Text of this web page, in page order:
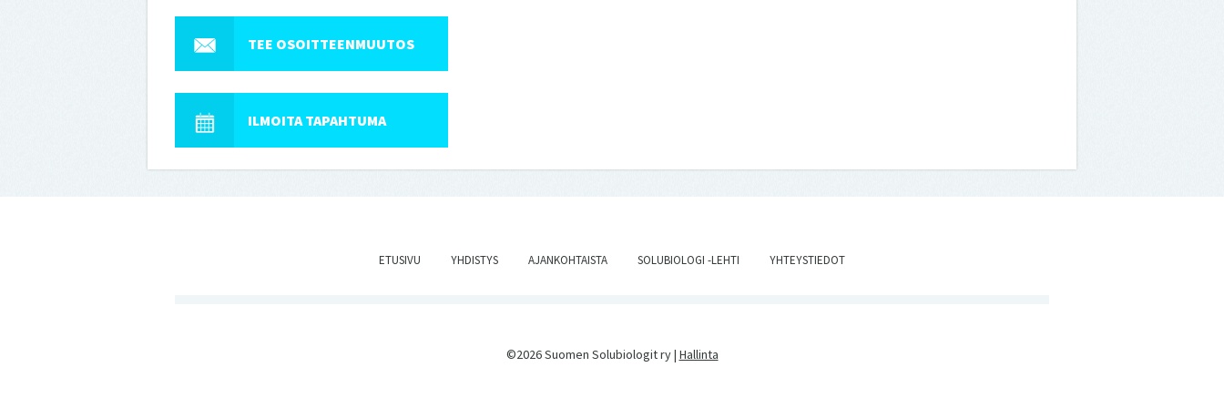
TEE OSOITTEENMUUTOS
ILMOITA TAPAHTUMA
ETUSIVU YHDISTYS AJANKOHTAISTA SOLUBIOLOGI -LEHTI YHTEYSTIEDOT
©2026 Suomen Solubiologit ry | Hallinta